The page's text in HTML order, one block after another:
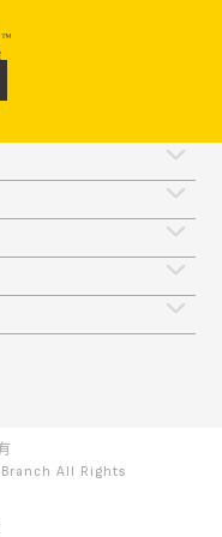
All Rights